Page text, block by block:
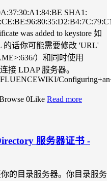
SHA1:
was added to keystore 如
的话你可能需要修改 'URL'
）和同时使用
接 LDAP 服务器。
0Like Read more
服务器证书 -
的目录服务器。你目录服务